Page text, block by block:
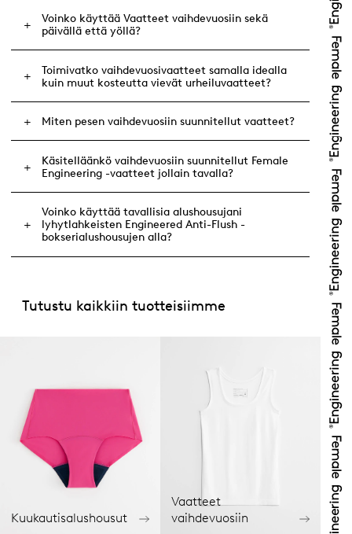
Voinko käyttää Vaatteet vaihdevuosiin sekä
päivällä että yöllä?
Toimivatko vaihdevuosivaatteet samalla idealla
kuin muut kosteutta vievät urheiluvaatteet?
Miten pesen vaihdevuosiin suunnitellut vaatteet?
Käsitelläänkö vaihdevuosiin suunnitellut Female
Engineering -vaatteet jollain tavalla?
Voinko käyttää tavallisia alushousujani
lyhytlahkeisten Engineered Anti-Flush -
bokserialushousujen alla?
Tutustu kaikkiin tuotteisiimme
Kuukautisalushousut
Vaatteet
vaihdevuosiin